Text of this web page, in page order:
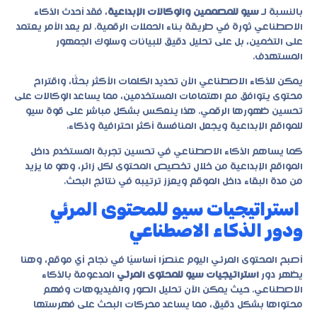
بالنسبة لـ سيو للمصممين والوكالات الإبداعية، فقد أحدث الذكاء
الاصطناعي ثورة في طريقة بناء الحملات الرقمية. لم يعد الأمر يعتمد
على التخمين، بل على تحليل دقيق للبيانات وسلوك الجمهور
المستهدف.
يمكن للذكاء الاصطناعي الآن تحديد الكلمات الأكثر بحثًا، واقتراح
محتوى يتوافق مع اهتمامات المستخدمين، مما يساعد الوكالات على
تحسين ظهورها الرقمي. هذا ينعكس بشكل مباشر على قوة سيو
للمواقع الإبداعية ويجعل المنافسة أكثر احترافية وذكاء.
كما يساهم الذكاء الاصطناعي في تحسين تجربة المستخدم داخل
المواقع الإبداعية من خلال تخصيص المحتوى لكل زائر، وهو ما يزيد
من مدة البقاء داخل الموقع ويعزز ترتيبه في نتائج البحث.
استراتيجيات سيو للمحتوى المرئي
ودور الذكاء الاصطناعي
أصبح المحتوى المرئي اليوم عنصرًا أساسيًا في نجاح أي موقع، وهنا
يظهر دور استراتيجيات سيو للمحتوى المرئي المدعومة بالذكاء
الاصطناعي. حيث يمكن الآن تحليل الصور والفيديوهات وفهم
محتواها بشكل دقيق، مما يساعد محركات البحث على فهرستها